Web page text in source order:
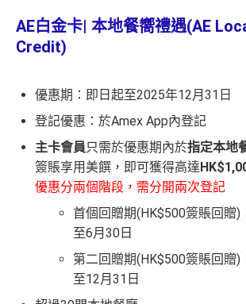
AE白金卡| 本地餐嚮禮遇(AE
Credit)
優惠期：即日起至2025年12月31日
登記優惠：於Amex App內登記
主卡會員只需於優惠期內於指定本地
簽賬享用美饌，即可獲得高達
優惠分兩個階段，需分開兩次登記
首個回贈期(HK$500簽賬回贈)
至6月30日
第二回贈期(HK$500簽賬回贈)
至12月31日